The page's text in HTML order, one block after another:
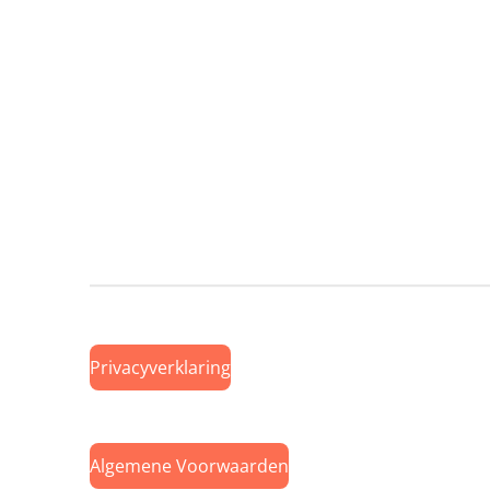
Privacyverklaring
Algemene Voorwaarden